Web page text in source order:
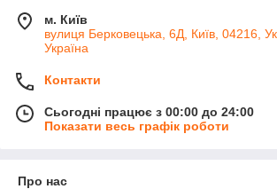
м. Київ
вулиця Берковецька, 6Д, Київ, 04216,
Україна
Контакти
Сьогодні працює з 00:00 до 24:00
Показати весь графік роботи
Про нас